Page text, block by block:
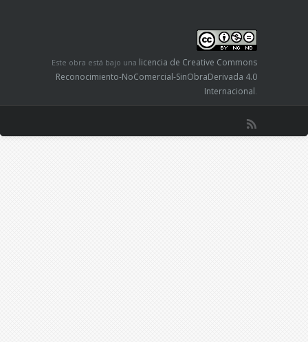
Este obra está bajo una licencia de Creative Commons
Reconocimiento-NoComercial-SinObraDerivada 4.0
Internacional